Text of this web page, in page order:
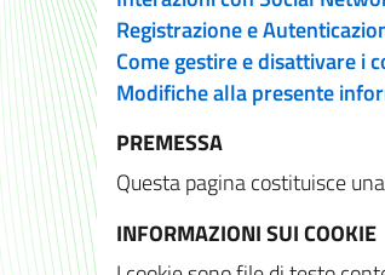
Registrazione e
Come gestire e disattivare i
Modifiche alla presente
PREMESSA
Questa pagina costituisce
INFORMAZIONI SUI COOKIE